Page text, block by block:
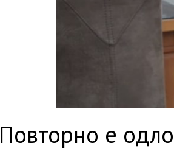
Повторно е